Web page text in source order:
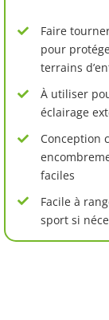
Faire
pour
terrains
À utiliser
éclairage
Conception
faciles
Facile à
sport si